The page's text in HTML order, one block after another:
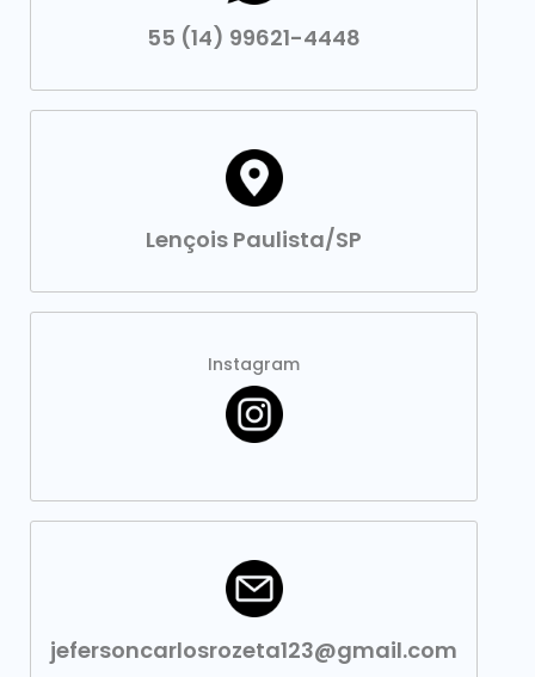
55 (14) 99621-4448
Lençois Paulista/SP
Instagram
jefersoncarlosrozeta123@gmail.com